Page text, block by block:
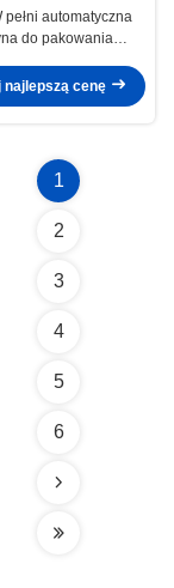
pełni automatyczna
do pakowania
najlepszą cenę
1
2
3
4
5
6